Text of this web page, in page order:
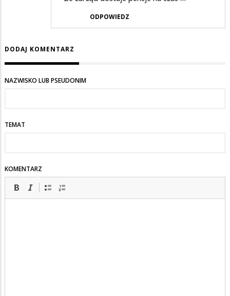
ODPOWIEDZ
DODAJ KOMENTARZ
NAZWISKO LUB PSEUDONIM
TEMAT
KOMENTARZ